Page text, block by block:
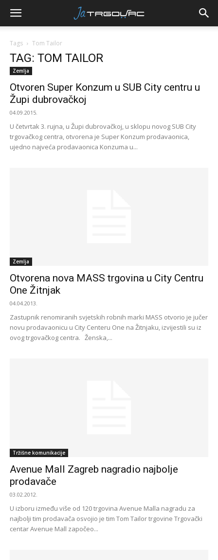
Tags Tom Tailor
TAG: TOM TAILOR
Zemlja
Otvoren Super Konzum u SUB City centru u
Župi dubrovačkoj
04.09.2015.
U četvrtak 3. rujna, u Župi dubrovačkoj, u sklopu novog SUB City
trgovačkog centra, otvorena je Super Konzum prodavaonica,
ujedno najveća prodavaonica Konzuma u...
Zemlja
Otvorena nova MASS trgovina u City Centru
One Žitnjak
04.04.2013.
Zastupnik renomiranih svjetskih robnih marki MASS otvorio je jučer
novu prodavaonicu u City Centeru One na Žitnjaku, izvijestili su iz
ovog trgovačkog centra. Ženska,...
Tržišne komunikacije
Avenue Mall Zagreb nagradio najbolje
prodavače
03.02.2012.
U izboru između više od 120 trgovina Avenue Malla nagradu za
najbolji tim prodavača osvojio je tim Tom Tailor trgovine Trgovački
centar Avenue Mall započeo...